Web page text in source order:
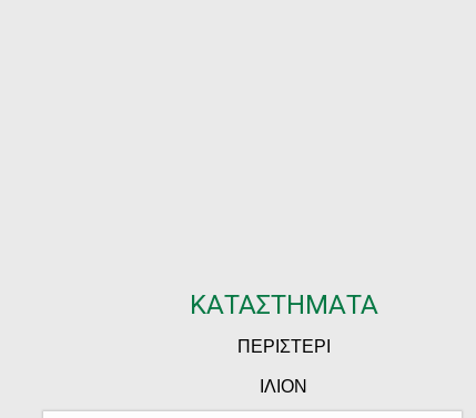
ΚΑΤΑΣΤΗΜΑΤΑ
ΠΕΡΙΣΤΕΡΙ
ΙΛΙΟΝ